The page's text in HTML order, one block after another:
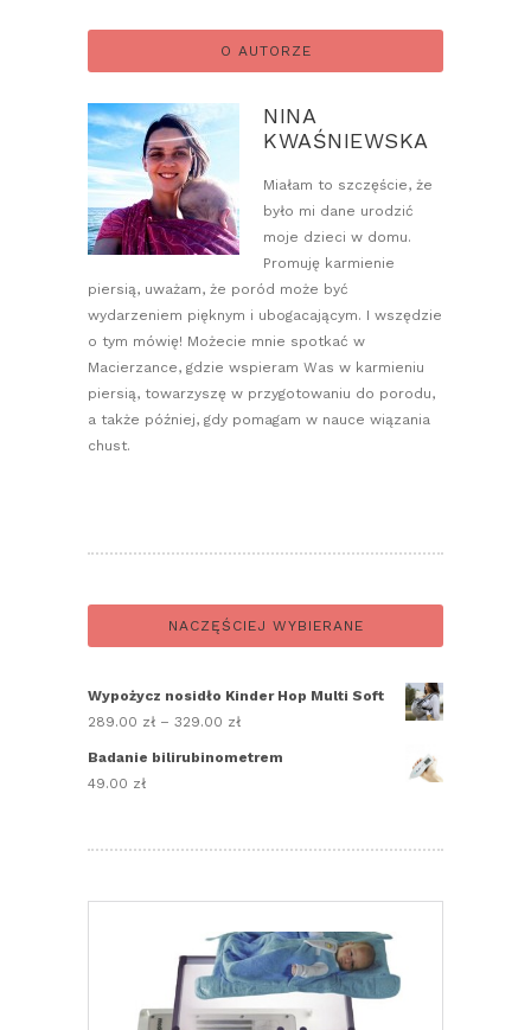
O AUTORZE
NINA
KWAŚNIEWSKA
Miałam to szczęście, że
było mi dane urodzić
moje dzieci w domu.
Promuję karmienie
piersią, uważam, że poród może być
wydarzeniem pięknym i ubogacającym. I wszędzie
o tym mówię! Możecie mnie spotkać w
Macierzance, gdzie wspieram Was w karmieniu
piersią, towarzyszę w przygotowaniu do porodu,
a także później, gdy pomagam w nauce wiązania
chust.
NACZĘŚCIEJ WYBIERANE
Wypożycz nosidło Kinder Hop Multi Soft
289.00 zł – 329.00 zł
329.00 zł
Badanie bilirubinometrem
49.00 zł